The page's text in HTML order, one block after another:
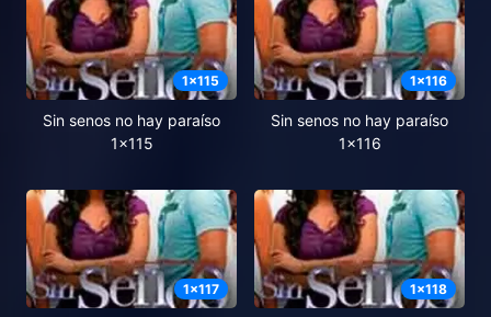
1x115
Sin senos no hay paraíso
1x115
1x116
Sin senos no hay paraíso
1x116
1x117 1x118